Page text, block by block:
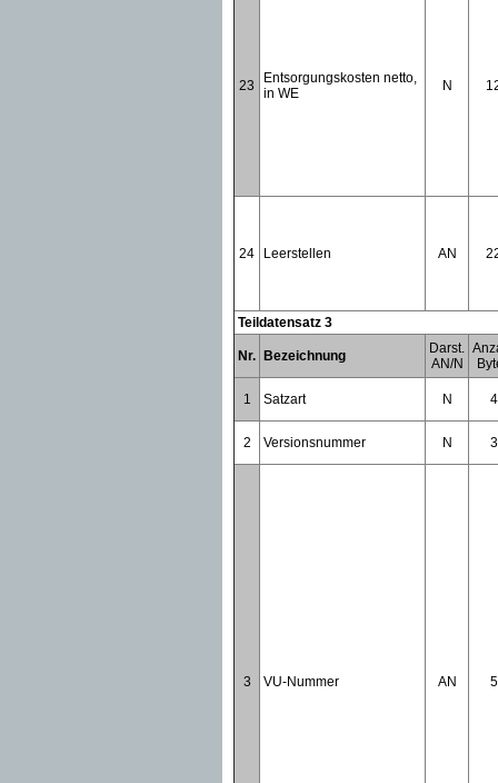
23
Entsorgungskosten netto,
in WE
N
24 Leerstellen AN
Teildatensatz 3
Nr. Bezeichnung
Darst.
AN/N
1 Satzart N 4
2 Versionsnummer N 3
3 VU-Nummer AN 5